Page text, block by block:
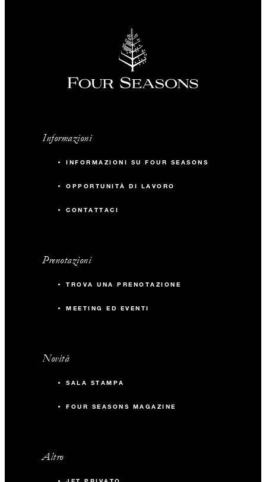
Informazioni
INFORMAZIONI SU FOUR SEASONS
OPPORTUNITÀ DI LAVORO
CONTATTACI
Prenotazioni
TROVA UNA PRENOTAZIONE
MEETING ED EVENTI
Novità
SALA STAMPA
FOUR SEASONS MAGAZINE
Altro